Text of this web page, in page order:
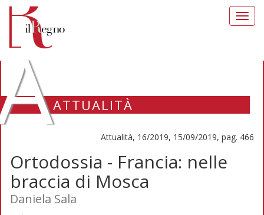
ATTUALITÀ
Attualità, 16/2019, 15/09/2019, pag. 466
Ortodossia - Francia: nelle
braccia di Mosca
Daniela Sala